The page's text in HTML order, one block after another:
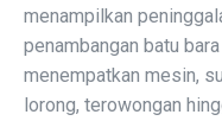
menampilkan
penambangan batu
menempatkan mesin,
lorong, terowongan